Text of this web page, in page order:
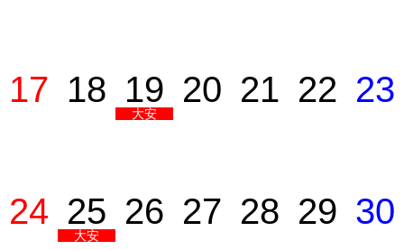
17 18 19
大安
20 21 22 23
24 25
大安
26 27 28 29 30